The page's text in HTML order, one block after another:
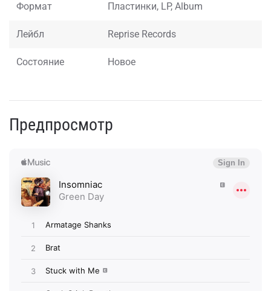
Формат Пластинки, LP, Album
Лейбл Reprise Records
Состояние Новое
Предпросмотр